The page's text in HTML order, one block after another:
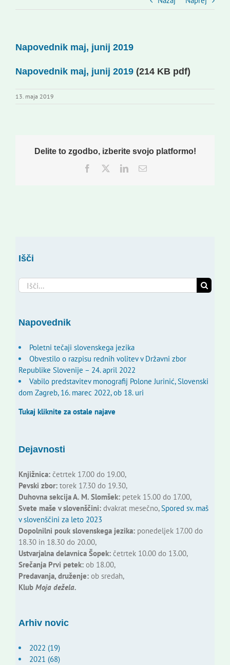
Kontakti
Novi odmev – naše glasilo
Koristne informacije
Napovednik maj, junij 2019
Napovednik maj, junij 2019 (214 KB pdf)
13. maja 2019
Delite to zgodbo, izberite svojo platformo!
Facebook
TwitterLinkedInEmail
Išči
Search
for:
Napovednik
Poletni tečaji slovenskega jezika
Obvestilo o razpisu rednih volitev v Državni zbor
Republike Slovenije – 24. april 2022
Vabilo predstavitev monografij Polone Jurinić, Slovenski
dom Zagreb, 16. marec 2022, ob 18. uri
Tukaj kliknite za ostale najave
Dejavnosti
Knjižnica:četrtek 17.00 do 19.00,
Pevski zbor:torek 17.30 do 19.30,
Duhovna sekcija A. M. Slomšek:petek 15.00 do 17.00,
Svete maše v slovenščini:dvakrat mesečno,Spored sv. maš
v slovenščini za leto 2023
Dopolnilni pouk slovenskega jezika:ponedeljek 17.00 do
18.30 in 18.30 do 20.00,
Ustvarjalna delavnica Šopek:četrtek 10.00 do 13.00,
Srečanja Prvi petek:ob 18.00,
Predavanja, druženje:ob sredah,
Klub Moja dežela.
Arhiv novic
2022 (19)
2021 (68)